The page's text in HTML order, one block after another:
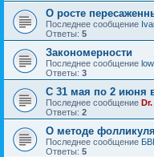
О росте
Последнее сообщение
Ответы: 5
Закономерности
Последнее сообщение
Ответы: 3
С 31 мая по 2 июня
Последнее сообщение
Ответы: 2
О методе
Последнее сообщение
Ответы: 5